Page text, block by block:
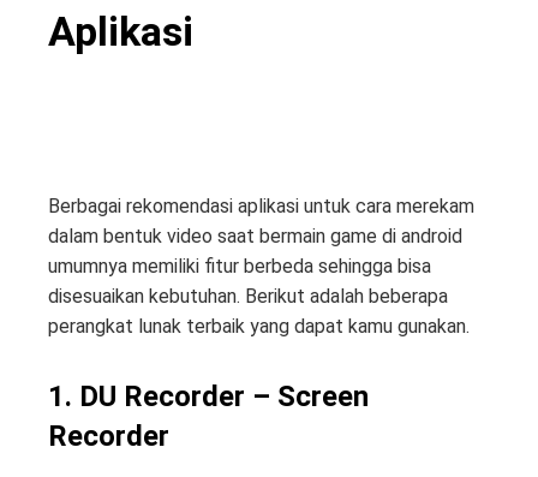
Aplikasi
Berbagai rekomendasi aplikasi untuk cara merekam
dalam bentuk video saat bermain game di android
umumnya memiliki fitur berbeda sehingga bisa
disesuaikan kebutuhan. Berikut adalah beberapa
perangkat lunak terbaik yang dapat kamu gunakan.
1. DU Recorder – Screen
Recorder